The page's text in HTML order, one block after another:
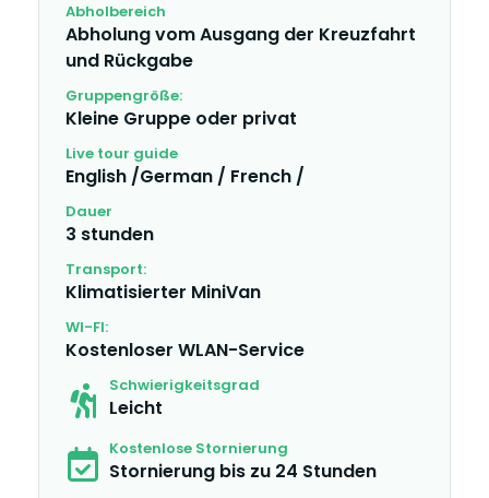
Abholbereich
Abholung vom Ausgang der Kreuzfahrt
und Rückgabe
Gruppengröße:
Kleine Gruppe oder privat
Live tour guide
English /German / French /
Dauer
3 stunden
Transport:
Klimatisierter MiniVan
WI-FI:
Kostenloser WLAN-Service
Schwierigkeitsgrad
Leicht
Kostenlose Stornierung
Stornierung bis zu 24 Stunden